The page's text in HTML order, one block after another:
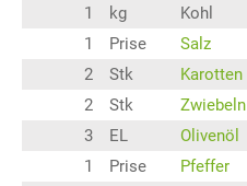
1 kg
Kohl
1
Prise
Salz
2
Stk
Karotten
2
Stk
Zwiebeln
3
EL
Olivenöl
1
Prise
Pfeffer